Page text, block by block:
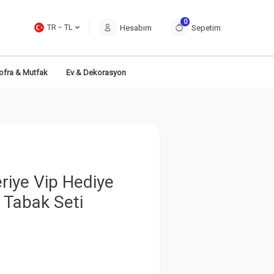
TR − TL Hesabım
0
Sepetim
& Mutfak Ev & Dekorasyon
Vip Hediye
Seti